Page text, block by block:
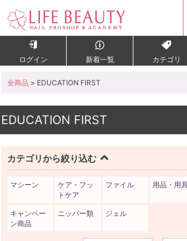
ログイン 新着一覧 カテゴリ
全商品 > EDUCATION FIRST
EDUCATION FIRST
カテゴリから絞り込む
マシーン
ケア・フッ
トケア
ファイル 用品・用
キャンペー
ン商品
ニッパー類 ジェル